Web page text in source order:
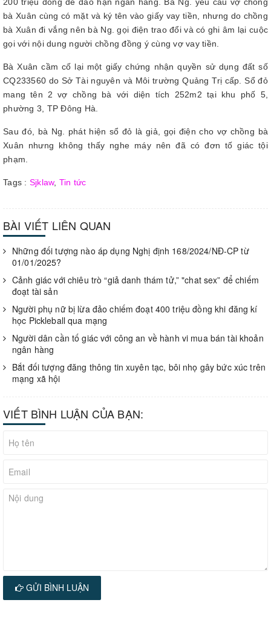
bà Xuân cùng có mặt và ký tên vào giấy vay tiền, nhưng do chồng
bà Xuân đi vắng nên bà Ng. gọi điện trao đổi và có ghi âm lại cuộc
gọi với nội dung người chồng đồng ý cùng vợ vay tiền.
Bà Xuân cầm cố lại một giấy chứng nhận quyền sử dụng đất số
CQ233560 do Sở Tài nguyên và Môi trường Quảng Trị cấp. Sổ đỏ
mang tên 2 vợ chồng bà với diện tích 252m2 tại khu phố 5,
phường 3, TP Đông Hà.
Sau đó, bà Ng. phát hiện sổ đỏ là giả, gọi điện cho vợ chồng bà
Xuân nhưng không thấy nghe máy nên đã có đơn tố giác tội
phạm.
Tags : Sjklaw, Tin tức
BÀI VIẾT LIÊN QUAN
Những đối tượng nào áp dụng Nghị định 168/2024/NĐ-CP từ
01/01/2025?
Cảnh giác với chiêu trò “giả danh thám tử,” "chat sex” để chiếm
đoạt tài sản
Người phụ nữ bị lừa đảo chiếm đoạt 400 triệu đồng khi đăng kí
học Pickleball qua mạng
Người dân cần tố giác với công an về hành vi mua bán tài khoản
ngân hàng
Bắt đối tượng đăng thông tin xuyên tạc, bôi nhọ gây bức xúc trên
mạng xã hội
VIẾT BÌNH LUẬN CỦA BẠN:
GỬI BÌNH LUẬN